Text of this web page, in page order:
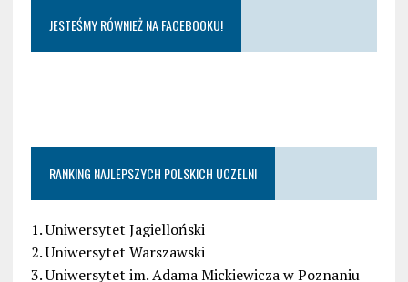
JESTEŚMY RÓWNIEŻ NA FACEBOOKU!
RANKING NAJLEPSZYCH POLSKICH UCZELNI
1. Uniwersytet Jagielloński
2. Uniwersytet Warszawski
3. Uniwersytet im. Adama Mickiewicza w Poznaniu